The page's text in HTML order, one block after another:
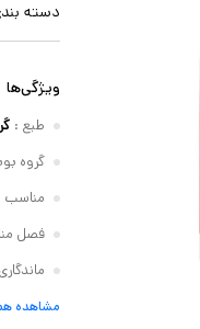
دسته
ویژگی‌ها
طبع :
گروه
مناسب
فصل
ماندگاری
مشاهده